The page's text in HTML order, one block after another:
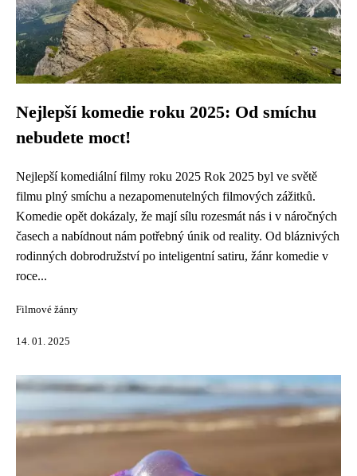
Nejlepší komedie roku 2025: Od smíchu
nebudete moct!
Nejlepší komediální filmy roku 2025 Rok 2025 byl ve světě
filmu plný smíchu a nezapomenutelných filmových zážitků.
Komedie opět dokázaly, že mají sílu rozesmát nás i v náročných
časech a nabídnout nám potřebný únik od reality. Od bláznivých
rodinných dobrodružství po inteligentní satiru, žánr komedie v
roce...
Filmové žánry
14. 01. 2025